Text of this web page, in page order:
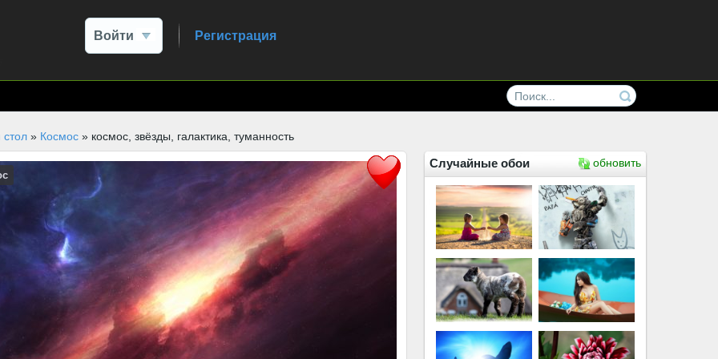
Войти Регистрация
» Космос » космос, звёзды, галактика, туманность
Случайные обои обновить